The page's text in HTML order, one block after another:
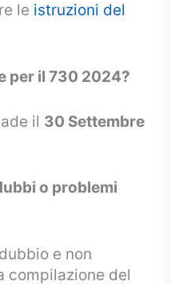
le istruzioni del
per il 730 2024?
il 30 Settembre
o problemi
e non
compilazione del